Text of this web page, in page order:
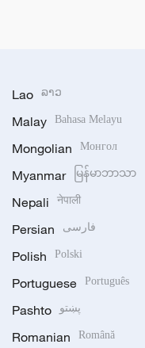
Lao ລາວ
Malay Bahasa Melayu
Mongolian Монгол
Myanmar မြန်မာဘာသာ
Nepali नेपाली
Persian فارسی
Polish Polski
Portuguese Português
Pashto پښتو
Romanian Română